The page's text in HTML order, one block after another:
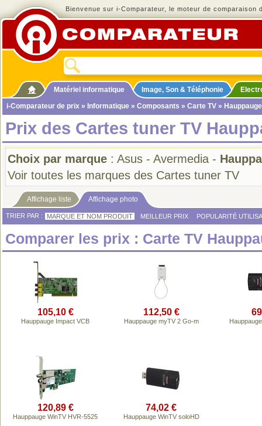
Bienvenue sur i-Comparateur, le moteur de comparaison
Matériel informatique Image, Son & Téléphonie
i-Comparateur de prix » Informatique » Composants » Carte TV » Hauppauge
Prix des Cartes tuner TV
Choix par marque : Asus - Avermedia -
Voir toutes les marques des Cartes tuner TV
Affichage liste Affichage photo
TRIER PAR : MARQUE ET NOM PRODUIT MEILLEUR PRIX POPULARITÉ
Comparer les prix : Carte TV
105,10 €
Hauppauge Impact VCB
112,50 €
Hauppauge myTV 2 Go-m
120,89 €
Hauppauge WinTV HVR-5525
74,02 €
Hauppauge WinTV soloHD